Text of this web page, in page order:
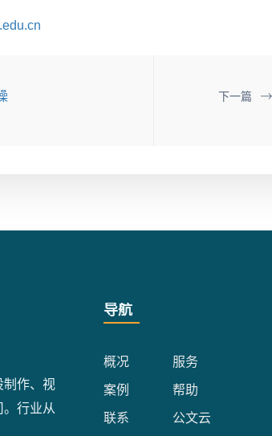
下一篇
制作、视
行业从
导航
概况 服务
案例 帮助
联系 公文云